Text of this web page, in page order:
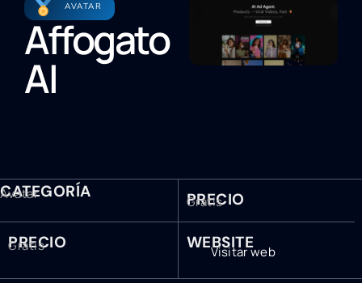
AVATAR
Affogato
AI
CATEGORÍA
Avatar PRECIO
Gratis
PRECIO
Gratis WEBSITE
Visitar web